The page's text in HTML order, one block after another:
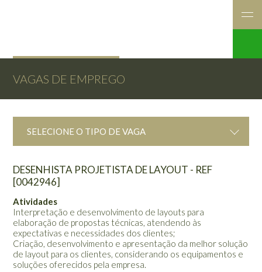
VAGAS DE EMPREGO
SELECIONE O TIPO DE VAGA
DESENHISTA PROJETISTA DE LAYOUT - REF
[0042946]
Atividades
Interpretação e desenvolvimento de layouts para
elaboração de propostas técnicas, atendendo às
expectativas e necessidades dos clientes;
Criação, desenvolvimento e apresentação da melhor solução
de layout para os clientes, considerando os equipamentos e
soluções oferecidos pela empresa.